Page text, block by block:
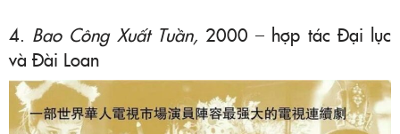
4. Bao Công Xuất Tuần, 2000 – hợp tác Đại lục
và Đài Loan